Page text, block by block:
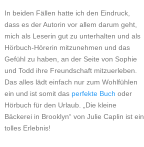
In beiden Fällen hatte ich den Eindruck,
dass es der Autorin vor allem darum geht,
mich als Leserin gut zu unterhalten und als
Hörbuch-Hörerin mitzunehmen und das
Gefühl zu haben, an der Seite von Sophie
und Todd ihre Freundschaft mitzuerleben.
Das alles lädt einfach nur zum Wohlfühlen
ein und ist somit das perfekte Buch oder
Hörbuch für den Urlaub. „Die kleine
Bäckerei in Brooklyn“ von Julie Caplin ist ein
tolles Erlebnis!